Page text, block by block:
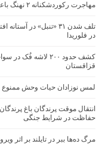
مهاجرت رکوردشکنانه ۲ نهنگ باعث شگفتی شد
تلف شدن ۳۱ «تنبل» در
در فلوریدا
کشف حدود ۲۰۰ لاشه
قزاقستان
لمس نوزادان حیات‌ وحش ممنوع
انتقال موقت پرندگان باغ
حفاظت در شرایط جنگی
مرگ ده‌ها ببر در تایلند بر اثر